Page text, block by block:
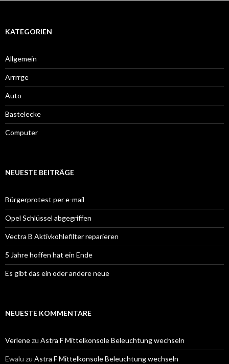
KATEGORIEN
Allgemein
Arrrrge
Auto
Bastelecke
Computer
NEUESTE BEITRÄGE
Bürgerprotest per e-mail
Opel Schlüssel abgegriffen
Vectra B Aktivkohlefilter reparieren
5 Jahre hoffen hat ein Ende
Es gibt das ein oder andere neue
NEUESTE KOMMENTARE
Verlenezu Astra F Mittelkonsole Beleuchtung wechseln
Ewalu zu Astra F Mittelkonsole Beleuchtung wechseln